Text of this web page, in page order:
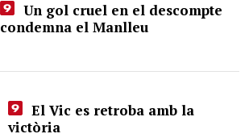
Un gol cruel en el descompte
condemna el Manlleu
El Vic es retroba amb la
victòria